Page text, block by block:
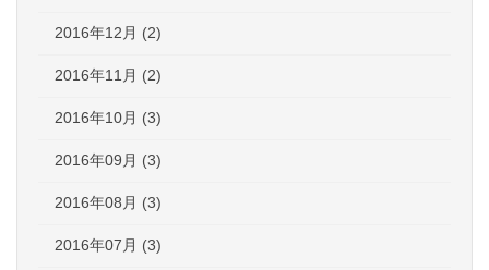
2016年12月 (2)
2016年11月 (2)
2016年10月 (3)
2016年09月 (3)
2016年08月 (3)
2016年07月 (3)